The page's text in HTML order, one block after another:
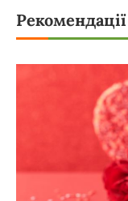
Рекомендації